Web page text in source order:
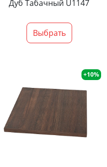
Дуб Табачный U1147
Выбрать
+10%